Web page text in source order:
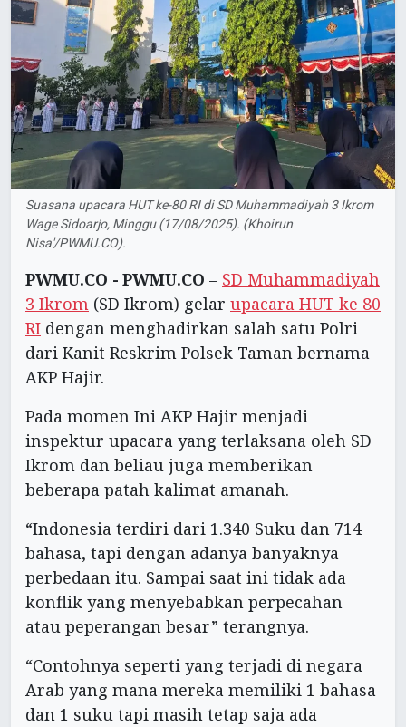
Suasana upacara HUT ke-80 RI di SD Muhammadiyah 3 Ikrom
Wage Sidoarjo, Minggu (17/08/2025). (Khoirun
Nisa'/PWMU.CO).
PWMU.CO - PWMU.CO – SD Muhammadiyah
3 Ikrom (SD Ikrom) gelar upacara HUT ke 80
RI dengan menghadirkan salah satu Polri
dari Kanit Reskrim Polsek Taman bernama
AKP Hajir.
Pada momen Ini AKP Hajir menjadi
inspektur upacara yang terlaksana oleh SD
Ikrom dan beliau juga memberikan
beberapa patah kalimat amanah.
“Indonesia terdiri dari 1.340 Suku dan 714
bahasa, tapi dengan adanya banyaknya
perbedaan itu. Sampai saat ini tidak ada
konflik yang menyebabkan perpecahan
atau peperangan besar” terangnya.
“Contohnya seperti yang terjadi di negara
Arab yang mana mereka memiliki 1 bahasa
dan 1 suku tapi masih tetap saja ada